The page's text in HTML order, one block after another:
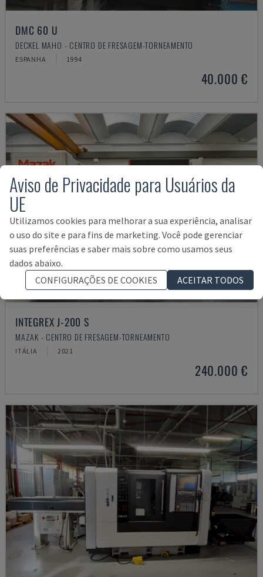
DMC 60 U
DECKEL MAHO - CENTRO DE FRESAGEM-TORNEAMENTO
ESPANHA 1994
40.000 €
INTEGREX J-200 S
MAZAK - CENTRO DE FRESAGEM-TORNEAMENTO
ITÁLIA 2021
240.000 €
Aviso de Privacidade para Usuários da
UE
Utilizamos cookies para melhorar a sua experiência, analisar
o uso do site e para fins de marketing. Você pode gerenciar
suas preferências e saber mais sobre como usamos seus
dados abaixo.
CONFIGURAÇÕES DE COOKIES
ACEITAR TODOS